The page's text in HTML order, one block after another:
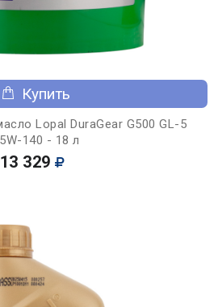
Купить
Lopal DuraGear G500 GL-5
140 - 18 л
13 329